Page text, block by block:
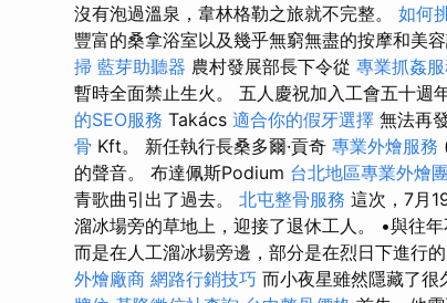
沒有泡過溫泉，韋林格勒之旅就不完整。 如何
豐富的桑拿浴室以及幾乎無窮無盡的按摩和美
掃 藍芽助聽器 農村發展部長下令從 專業抓姦
暫時全面禁止生火。 五人慶祝加入工會五十週
的SEO服務 Takács 適合你的假牙選擇 無法再
骨 Kft。 新任執行長桑多爾·貢奇 專業外燴服務
的聲音。 布達佩斯Podium 台北地區專業外燴
青歌曲引出了過去。 北屯整骨服務 這次，7月
溜冰場旁的草地上，迎接了退休工人。 •與往
而是在人工溜冰場旁邊，部分是在烈日下進行
外燴廠商 網路行銷技巧 而小夜星雖然隱藏了很